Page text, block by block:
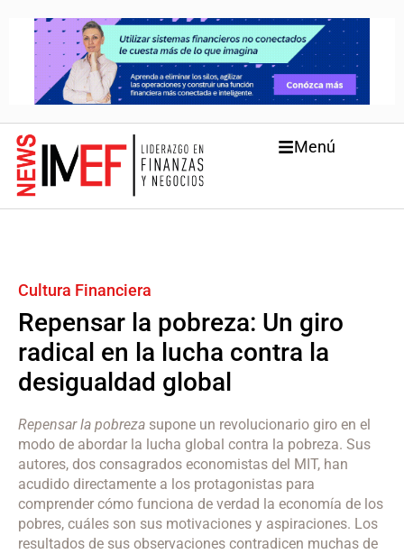
Menú
Cultura Financiera
Repensar la pobreza: Un giro
radical en la lucha contra la
desigualdad global
Repensar la pobreza supone un revolucionario giro en el
modo de abordar la lucha global contra la pobreza. Sus
autores, dos consagrados economistas del MIT, han
acudido directamente a los protagonistas para
comprender cómo funciona de verdad la economía de los
pobres, cuáles son sus motivaciones y aspiraciones. Los
resultados de sus observaciones contradicen muchas de